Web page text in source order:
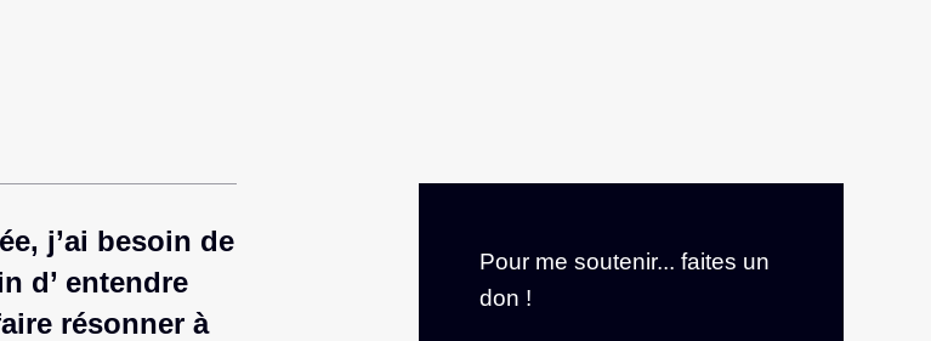
j’ai besoin de
d’ entendre
résonner à
Pour me soutenir... faites un
don !